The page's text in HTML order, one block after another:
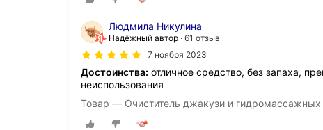
Людмила Никулина
Надёжный автор 61 отзыв
7 ноября 2023
Достоинства: отличное средство, без запаха,
неиспользования
Товар — Очиститель джакузи и гидромассажных